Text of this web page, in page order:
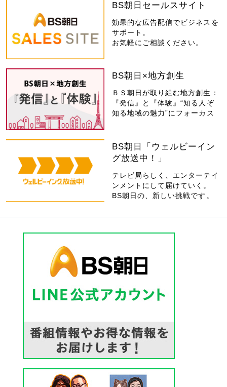
BS朝日セールスサイト
効果的な広告配信でビジネスを
サポート。
お気軽にご相談ください。
BS朝日×地方創生
ＢＳ朝日が取り組む地方創生：
『発信』と『体験』“知る人ぞ
知る地域の魅力”にフォーカス
BS朝日「ウェルビーイン
グ放送中！」
テレビ局らしく、エンターテイ
ンメントにして届けていく。
BS朝日の、新しい挑戦です。